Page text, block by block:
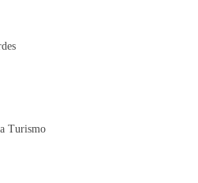
Turismo